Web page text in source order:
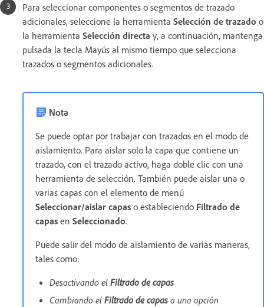
Para seleccionar componentes o segmentos de trazado
adicionales, seleccione la herramienta Selección de trazado o
la herramienta Selección directa y, a continuación, mantenga
pulsada la tecla Mayús al mismo tiempo que selecciona
trazados o segmentos adicionales.
Nota
Se puede optar por trabajar con trazados en el modo de
aislamiento. Para aislar solo la capa que contiene un
trazado, con el trazado activo, haga doble clic con una
herramienta de selección. También puede aislar una o
varias capas con el elemento de menú
Seleccionar/aislar capas o estableciendo Filtrado de
capas en Seleccionado.
Puede salir del modo de aislamiento de varias maneras,
tales como:
Desactivando el Filtrado de capas
Cambiando el Filtrado de capas a una opción